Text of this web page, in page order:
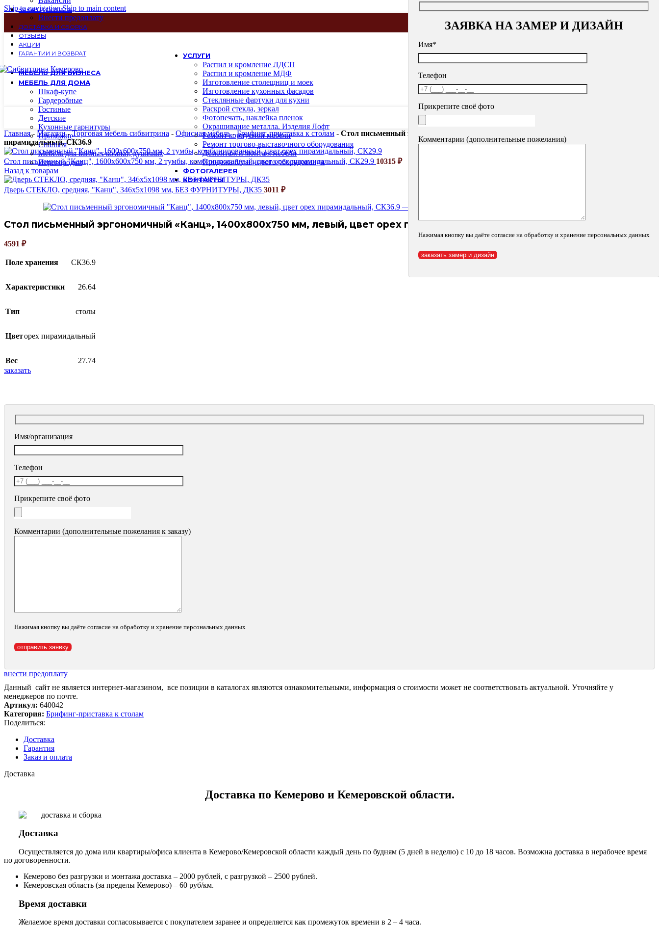
Skip to navigationSkip to main content
ЗАКАЗ И ОПЛАТА
Внести предоплату
ДОСТАВКА И СБОРКА
ОТЗЫВЫ
АКЦИИ
ГАРАНТИИ И ВОЗВРАТ
г. Кемеровоул. Соборная, 3
+7 (902) 755-45-55
Пн-пт: 09-18 сб-вс: выходной
г. Новокузнецк,
+7 (902) 984-52-09
Пн-пт: 09-18 сб-вс: выходной
МЕБЕЛЬ ДЛЯ БИЗНЕСА
МЕБЕЛЬ ДЛЯ ДОМА
Шкаф-купе
Гардеробные
Гостиные
Детские
Кухонные гарнитуры
Прихожие
Спальня
Мебель для ванных комнат, душевых
Перегородки
УСЛУГИ
Распил и кромление ЛДСП
Распил и кромление МДФ
Изготовление столещниц и моек
Изготовление кухонных фасадов
Стеклянные фартуки для кухни
Раскрой стекла, зеркал
Фотопечать, наклейка пленок
Окрашивание металла. Изделия Лофт
Ремонт корпусной мебели
Ремонт торгово-выставочного оборудования
Демонтаж и монтаж мебели
Продажа б/у и нового оборудования
ФОТОГАЛЕРЕЯ
КОНТАКТЫ
ЗАЯВКА НА ЗАМЕР И ДИЗАЙН
Имя*
Телефон
Прикрепите своё фото
Комментарии (дополнительные пожелания)
Нажимая кнопку вы даёте согласие на обработку и хранение персональных данных
Главная- Магазин-Торговая мебель сибвитрина - Офисная мебель-Брифинг-приставка к столам - Стол письменный эргономичный «Канц», 1400х800х750 мм, левый, цвет орех
пирамидальный, СК36.9
Стол письменный "Канц", 1600х600х750 мм, 2 тумбы, комбинированный, цвет орех пирамидальный, СК29.9 10315 ₽
Назад к товарам
Дверь СТЕКЛО, средняя, "Канц", 346х5х1098 мм, БЕЗ ФУРНИТУРЫ, ДК35 3011 ₽
Стол письменный эргономичный «Канц», 1400х800х750 мм, левый, цвет орех пирамидальный, СК36.9
4591 ₽
Поле хранения СК36.9
Характеристики 26.64
Тип столы
Цветорех пирамидальный
Вес
27.74
заказать
Имя/организация
Телефон
Прикрепите своё фото
Комментарии (дополнительные пожелания к заказу)
Нажимая кнопку вы даёте согласие на обработку и хранение персональных данных
внести предоплату
Данный сайт не является интернет-магазином, все позиции в каталогах являются ознакомительными, информация о стоимости может не соответствовать актуальной. Уточняйте у
менеджеров по почте.
Артикул: 640042
Категория: Брифинг-приставка к столам
Поделиться:
Доставка
Гарантия
Заказ и оплата
Доставка
Доставка по Кемерово и Кемеровской области.
Доставка
Осуществляется до дома или квартиры/офиса клиента в Кемерово/Кемеровской области каждый день по будням (5 дней в неделю) с 10 до 18 часов. Возможна доставка в нерабочее время
по договоренности.
Кемерово без разгрузки и монтажа доставка – 2000 рублей, с разгрузкой – 2500 рублей.
Кемеровская область (за пределы Кемерово) – 60 руб/км.
Время доставки
Желаемое время доставки согласовывается с покупателем заранее и определяется как промежуток времени в 2 – 4 часа.